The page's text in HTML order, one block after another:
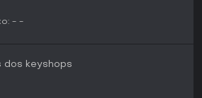
- -
dos keyshops